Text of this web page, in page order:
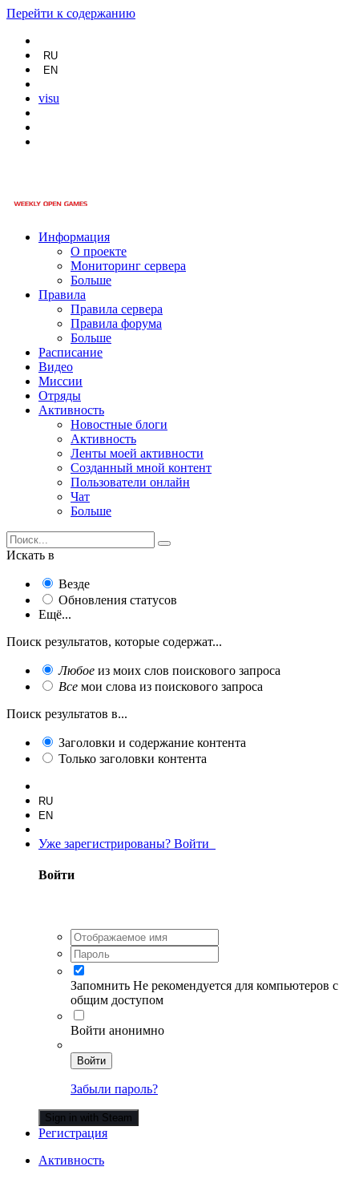
Перейти к содержанию
RU
EN
visu
Информация
О проекте
Мониторинг сервера
Больше
Правила
Правила сервера
Правила форума
Больше
Расписание
Видео
Миссии
Отряды
Активность
Новостные блоги
Активность
Ленты моей активности
Созданный мной контент
Пользователи онлайн
Чат
Больше
Искать в
Везде
Обновления статусов
Ещё...
Поиск результатов, которые содержат...
Любое из моих слов поискового запроса
Все мои слова из поискового запроса
Поиск результатов в...
Заголовки и содержание контента
Только заголовки контента
RU
EN
Уже зарегистрированы? Войти
Войти
Запомнить Не рекомендуется для компьютеров с
общим доступом
Войти анонимно
Войти
Забыли пароль?
Sign in with Steam
Регистрация
Активность